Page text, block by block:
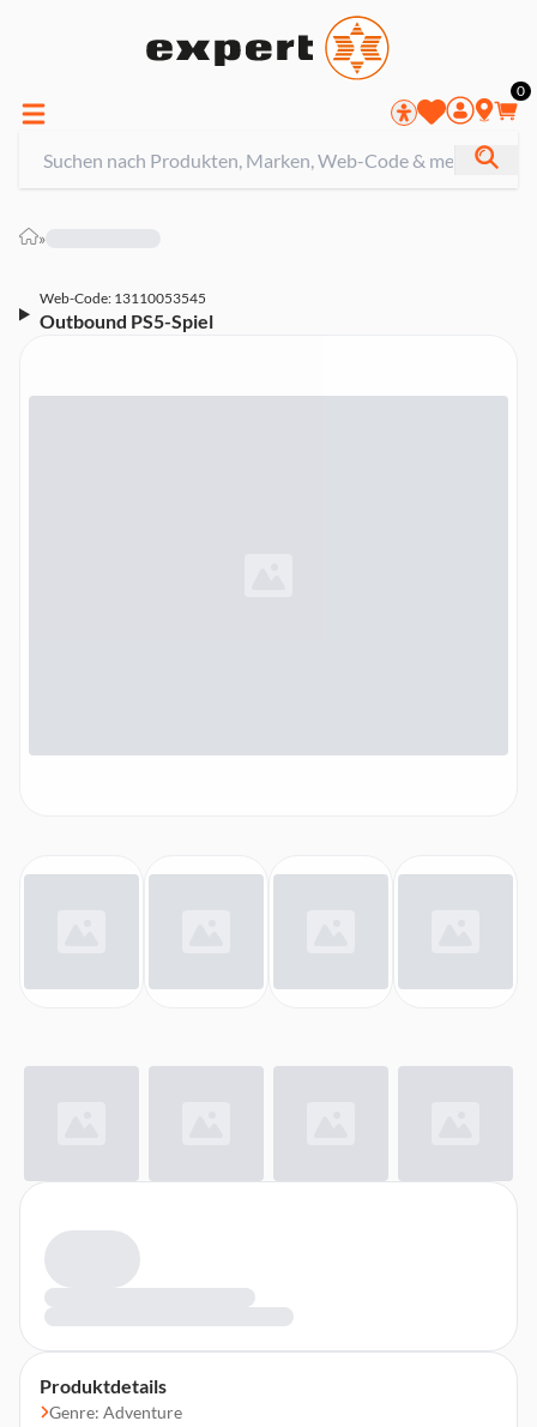
0
»
Web-Code: 13110053545
Outbound PS5-Spiel
Produktdetails
Genre: Adventure